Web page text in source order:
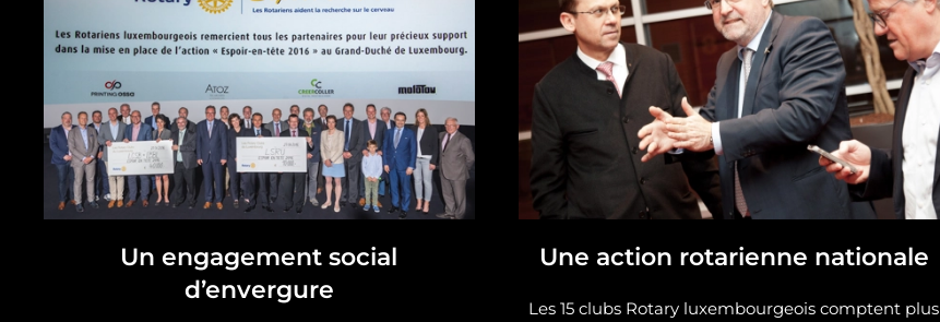
Un engagement social
d’envergure
Une action rotarienne nationale
Les 15 clubs Rotary luxembourgeois comptent plus